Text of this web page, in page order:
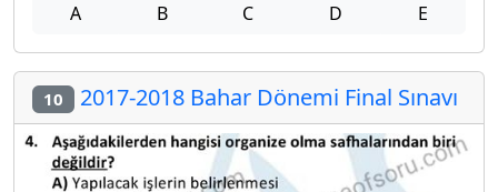
A B C D E
10 2017-2018 Bahar Dönemi Final Sınavı